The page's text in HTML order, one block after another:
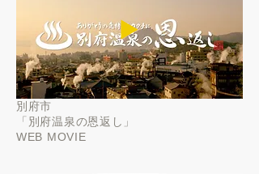
▶️
別府市
「 別府温泉の恩返し」
WEB MOVIE